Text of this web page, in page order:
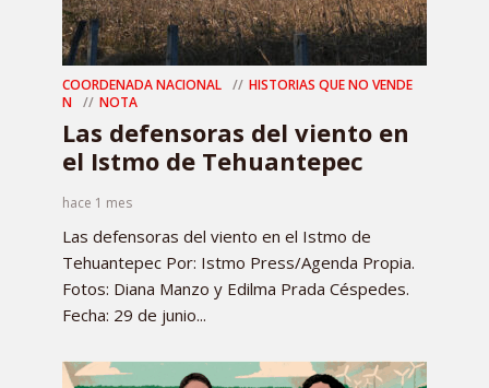
COORDENADA NACIONAL
HISTORIAS QUE NO VENDE
N
NOTA
Las defensoras del viento en
el Istmo de Tehuantepec
hace 1 mes
Las defensoras del viento en el Istmo de
Tehuantepec Por: Istmo Press/Agenda Propia.
Fotos: Diana Manzo y Edilma Prada Céspedes.
Fecha: 29 de junio...